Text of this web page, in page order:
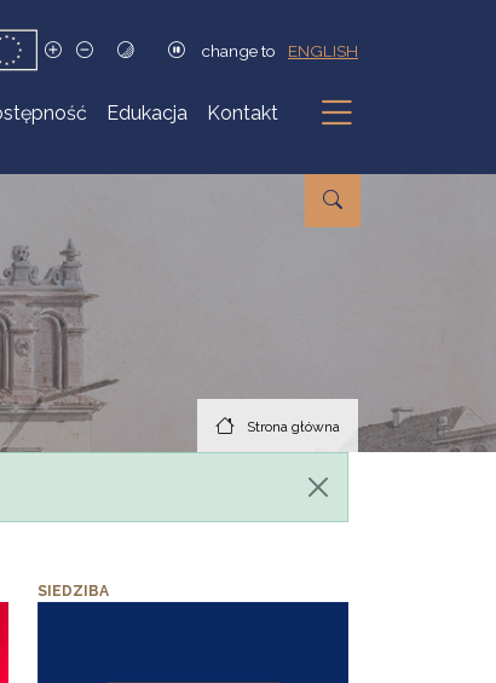
change to ENGLISH
Edukacja Kontakt
Podmenu
Strona główna
SIEDZIBA